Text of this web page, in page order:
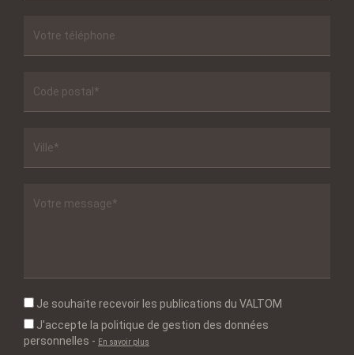
Je souhaite recevoir les publications du VALTOM
J'accepte la politique de gestion des données
personnelles - En savoir plus